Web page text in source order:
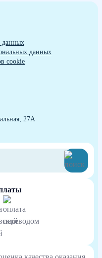
данных
данных
cookie
27А